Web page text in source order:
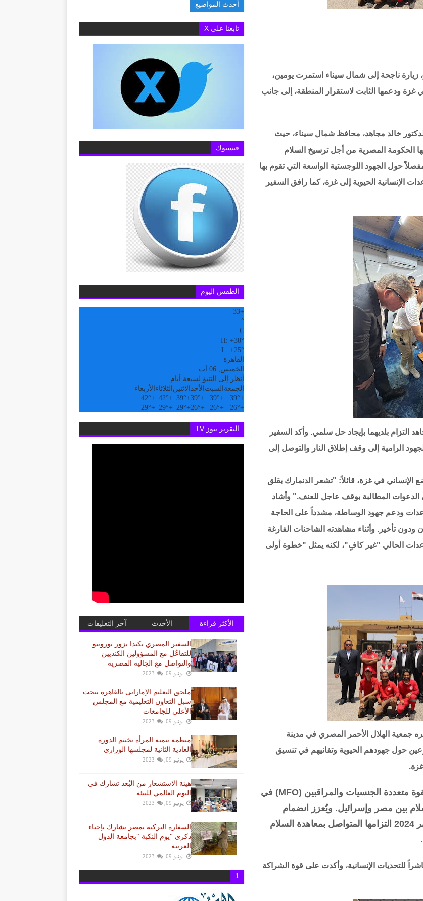
ناجحة إلى شمال سيناء استمرت يومين،
غزة ودعمها الثابت لاستقرار المنطقة، إلى جانب
الدكتور خالد مجاهد، محافظ شمال سيناء، حيث
الحكومة المصرية من أجل ترسيخ السلام
حول الجهود اللوجستية الواسعة التي تقوم بها
الإنسانية الحيوية إلى غزة، كما رافق السفير
بلديهما بإيجاد حل سلمي. وأكد السفير
الرامية إلى وقف إطلاق النار والتوصل إلى
الإنساني في غزة، قائلاً: "تشعر الدنمارك بقلق
الدعوات المطالبة بوقف عاجل للعنف." وأشاد
ودعم جهود الوساطة، مشدداً على الحاجة
ودون تأخير. وأثناء مشاهدته الشاحنات الفارغة
الحالي "غير كافٍ"، لكنه يمثل "خطوة أولى
جمعية الهلال الأحمر المصري في مدينة
حول جهودهم الحيوية وتفانيهم في تنسيق
وشملت الزيارة أيضاً محطة مهمة في معسكر القوة متعددة الجنسيات والمراقبين (MFO) في
بين مصر وإسرائيل. ويُعزز انضمام
الدنمارك مجدداً إلى القوة كدولة مانحة في سبتمبر 2024 التزامها المتواصل بمعاهدة السلام
للتحديات الإنسانية، وأكدت على قوة الشراكة
أحدث المواضيع
تابعنا على X
فيسبوك
الطقس اليوم
+
33
°
C
H: +38°
L: +25°
القاهرة
الخميس, 06 آب
أنظر إلى التنبؤ لسبعة أيام
الجمعة السبت الأحد الاثنين الثلاثاء الأربعاء
+
39°
+
39°
+
39°
+
39°
+
42°
+
42°
+
26°
+
26°
+
26°
+
29°
+
29°
+
29°
التقرير نيوز TV
الأكثر قراءة الأحدث آخر التعليقات
السفير المصري بكندا يزور تورونتو
للتفاعُل مع المسؤولين الكنديين
والتواصل مع الجالية المصرية
يونيو 09, 2023
ملحق التعليم الإماراتى بالقاهرة يبحث
سبل التعاون التعليمية مع المجلس
الأعلى للجامعات
يونيو 09, 2023
منظمة تنمية المرأة تختتم الدورة
العادية الثانية لمجلسها الوزاري
يونيو 09, 2023
هيئة الاستشعار من البُعد تشارك في
اليوم العالمي للبيئة
يونيو 09, 2023
السفارة التركية بمصر تشارك بإحياء
ذكرى "يوم النكبة "بجامعة الدول
العربية
يونيو 09, 2023
1